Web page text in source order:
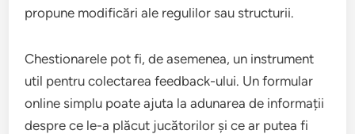
propune modificări ale regulilor sau structurii.
Chestionarele pot fi, de asemenea, un instrument
util pentru colectarea feedback-ului. Un formular
online simplu poate ajuta la adunarea de informații
despre ce le-a plăcut jucătorilor și ce ar putea fi